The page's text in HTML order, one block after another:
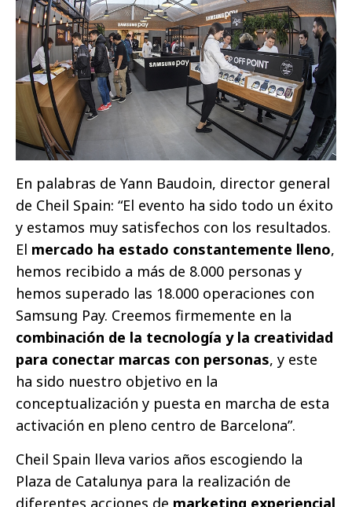
En palabras de Yann Baudoin, director general
de Cheil Spain: “El evento ha sido todo un éxito
y estamos muy satisfechos con los resultados.
El mercado ha estado constantemente lleno,
hemos recibido a más de 8.000 personas y
hemos superado las 18.000 operaciones con
Samsung Pay. Creemos firmemente en la
combinación de la tecnología y la creatividad
para conectar marcas con personas, y este
ha sido nuestro objetivo en la
conceptualización y puesta en marcha de esta
activación en pleno centro de Barcelona”.
Cheil Spain lleva varios años escogiendo la
Plaza de Catalunya para la realización de